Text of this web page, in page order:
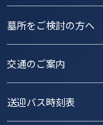
墓所をご検討の方へ
交通のご案内
送迎バス時刻表